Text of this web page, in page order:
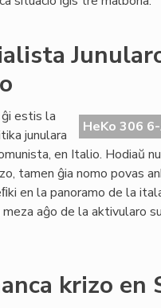
HeKo 306
estis la
junulara
en Italio. Hodiaŭ
tamen ĝia nomo povas
en la panoramo de la
aĝo de la aktivularo
krizo en